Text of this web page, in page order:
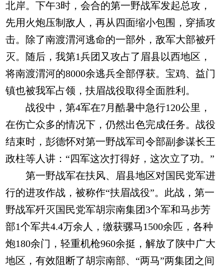
北岸。下午3时，会合的第一野战军发起总攻，
先用火炮压制敌人，再从四面缩小包围，穿插攻
击。除了南渡渭河逃命的一部外，敌军大部被歼
灭。随后，我第1兵团又攻占了眉县以西地区，
将南渡渭河的8000余逃兵全部俘获。宝鸡、益门
镇也被我军占领，扶眉战役取得全面胜利。
战役中，第4军在7月酷暑中急行120公里，
在伤亡众多的情况下，仍然出色完成任务。战役
结束时，彭德怀对第一野战军司令部副参谋长王
政柱等人讲：“四军这次打得好，这次立了功。”
第一野战军在扶风、眉县地区对国民党军进
行的进攻作战，被称作“扶眉战役”。此战，第一
野战军歼灭国民党军胡宗南集团3个军和马步芳
部1个军共4.4万余人，缴获骡马1500余匹，各种
炮180余门，轻重机枪960余挺，解放了陕中广大
地区，有效阻断了胡宗南部、“两马”两集团之间